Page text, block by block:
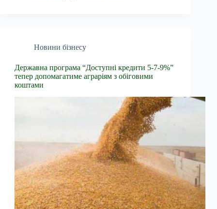
Новини бізнесу
Державна програма “Доступні кредити 5-7-9%”
тепер допомагатиме аграріям з обіговими
коштами